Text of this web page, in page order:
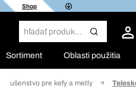
Shop
Sortiment Oblasti použitia
pre kefy a metly